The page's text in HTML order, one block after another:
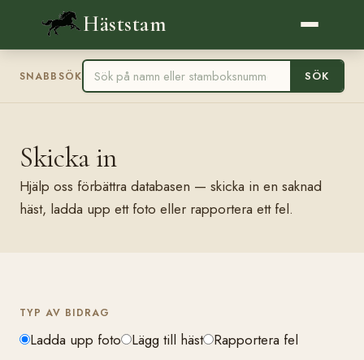
Häststam
SNABBSÖK SÖK
Skicka in
Hjälp oss förbättra databasen — skicka in en saknad
häst, ladda upp ett foto eller rapportera ett fel.
TYP AV BIDRAG
Ladda upp foto Lägg till häst Rapportera fel